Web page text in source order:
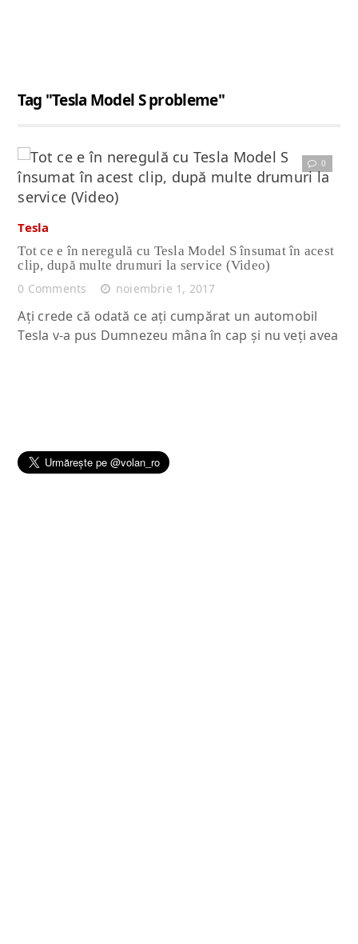
Tag "Tesla Model S probleme"
0
Citește articolul complet
Tesla
Tot ce e în neregulă cu Tesla Model S însumat în acest
clip, după multe drumuri la service (Video)
0 Comments
noiembrie 1, 2017
Aţi crede că odată ce aţi cumpărat un automobil
Tesla v-a pus Dumnezeu mâna în cap şi nu veţi avea